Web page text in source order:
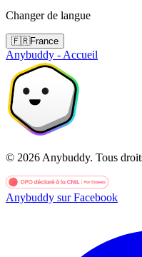
Changer de langue
🇫🇷France
Anybuddy - Accueil
© 2026 Anybuddy. Tous
Anybuddy sur Facebook